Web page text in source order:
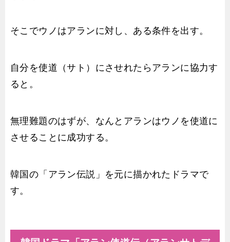
そこでウノはアランに対し、ある条件を出す。
自分を使道（サト）にさせれたらアランに協力す
ると。
無理難題のはずが、なんとアランはウノを使道に
させることに成功する。
韓国の「アラン伝説」を元に描かれたドラマで
す。